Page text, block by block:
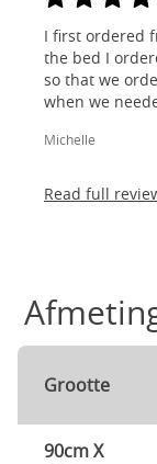
I first ordered
the bed I
so that we
when we
Michelle
Read full
Grootte
90cm X